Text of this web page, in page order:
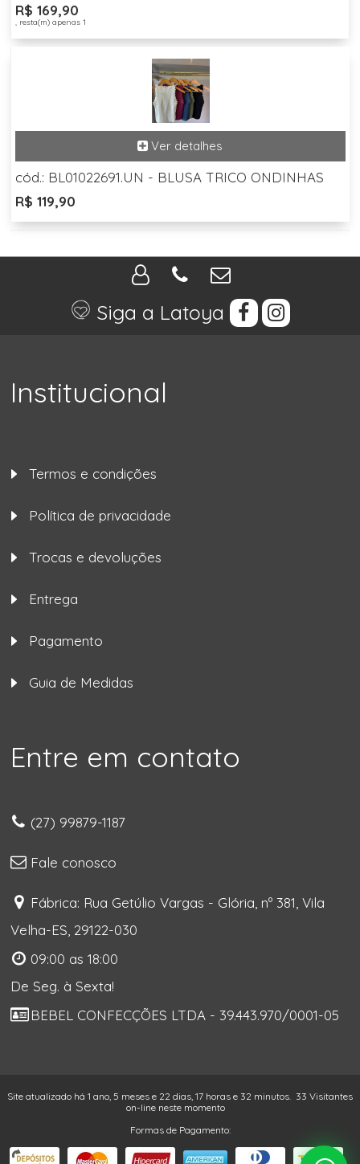
R$ 169,90
, resta(m) apenas 1
cód.: BL01022691.UN - BLUSA TRICO ONDINHAS
R$ 119,90
Siga a Latoya
Institucional
Termos e condições
Política de privacidade
Trocas e devoluções
Entrega
Pagamento
Guia de Medidas
Entre em contato
(27) 99879-1187
Fale conosco
Fábrica: Rua Getúlio Vargas - Glória, nº 381, Vila
Velha-ES, 29122-030
09:00 as 18:00
De Seg. à Sexta!
BEBEL CONFECÇÕES LTDA - 39.443.970/0001-05
Site atualizado há 1 ano, 5 meses e 22 dias, 17 horas e 32 minutos. 33 Visitantes
on-line neste momento
Formas de Pagamento: